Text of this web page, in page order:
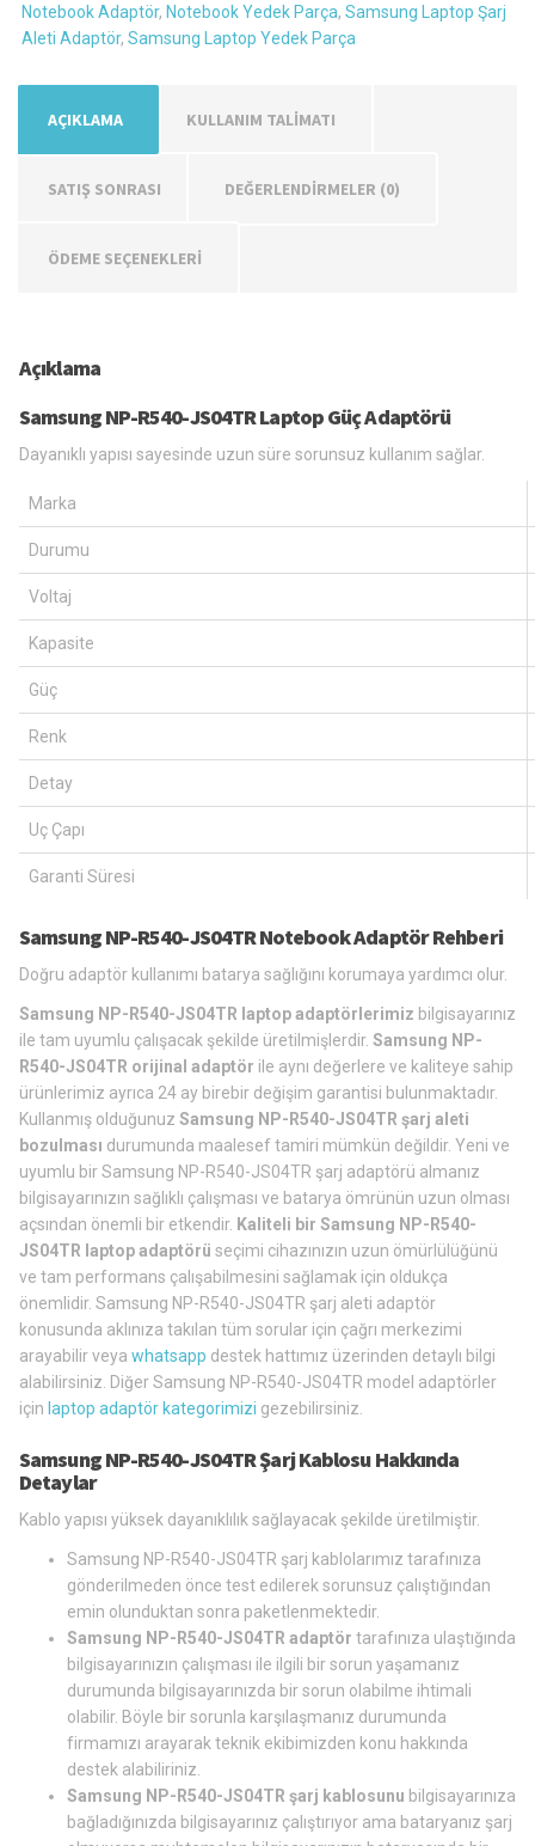
Aleti
Adaptör
Notebook Adaptör, Notebook Yedek Parça, Samsung Laptop Şarj
Aleti Adaptör, Samsung Laptop Yedek Parça
AÇIKLAMA KULLANIM TALİMATI
SATIŞ SONRASI DEĞERLENDIRMELER (0)
ÖDEME SEÇENEKLERİ
Açıklama
Samsung NP-R540-JS04TR Laptop Güç Adaptörü
Dayanıklı yapısı sayesinde uzun süre sorunsuz kullanım sağlar.
Marka
Durumu
Voltaj
Kapasite
Güç
Renk
Detay
Uç Çapı
Garanti Süresi
Samsung NP-R540-JS04TR Notebook Adaptör Rehberi
Doğru adaptör kullanımı batarya sağlığını korumaya yardımcı olur.
Samsung NP-R540-JS04TR laptop adaptörlerimiz bilgisayarınız
ile tam uyumlu çalışacak şekilde üretilmişlerdir. Samsung NP-
R540-JS04TR orijinal adaptör ile aynı değerlere ve kaliteye sahip
ürünlerimiz ayrıca 24 ay birebir değişim garantisi bulunmaktadır.
Kullanmış olduğunuz Samsung NP-R540-JS04TR şarj aleti
bozulması durumunda maalesef tamiri mümkün değildir. Yeni ve
uyumlu bir Samsung NP-R540-JS04TR şarj adaptörü almanız
bilgisayarınızın sağlıklı çalışması ve batarya ömrünün uzun olması
açsından önemli bir etkendir. Kaliteli bir Samsung NP-R540-
JS04TR laptop adaptörü seçimi cihazınızın uzun ömürlülüğünü
ve tam performans çalışabilmesini sağlamak için oldukça
önemlidir. Samsung NP-R540-JS04TR şarj aleti adaptör
konusunda aklınıza takılan tüm sorular için çağrı merkezimi
arayabilir veya whatsapp destek hattımız üzerinden detaylı bilgi
alabilirsiniz. Diğer Samsung NP-R540-JS04TR model adaptörler
için laptop adaptör kategorimizi gezebilirsiniz.
Samsung NP-R540-JS04TR Şarj Kablosu Hakkında
Detaylar
Kablo yapısı yüksek dayanıklılık sağlayacak şekilde üretilmiştir.
Samsung NP-R540-JS04TR şarj kablolarımız tarafınıza
gönderilmeden önce test edilerek sorunsuz çalıştığından
emin olunduktan sonra paketlenmektedir.
Samsung NP-R540-JS04TR adaptör tarafınıza ulaştığında
bilgisayarınızın çalışması ile ilgili bir sorun yaşamanız
durumunda bilgisayarınızda bir sorun olabilme ihtimali
olabilir. Böyle bir sorunla karşılaşmanız durumunda
firmamızı arayarak teknik ekibimizden konu hakkında
destek alabiliriniz.
Samsung NP-R540-JS04TR şarj kablosunu bilgisayarınıza
bağladığınızda bilgisayarınız çalıştırıyor ama bataryanız şarj